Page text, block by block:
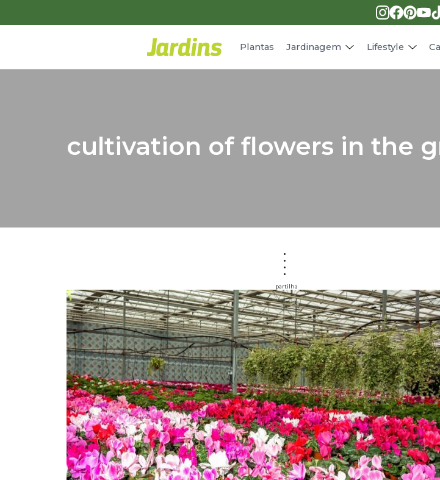
Plantas Jardinagem Lifestyle
Receitas
cultivation of flowers in the
partilha